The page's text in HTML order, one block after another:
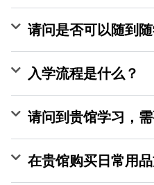
请问是否可以随到随
入学流程是什么？
请问到贵馆学习，
在贵馆购买日常用